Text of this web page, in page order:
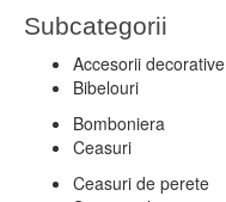
Subcategorii
Accesorii decorative
Bibelouri
Bomboniera
Ceasuri
Ceasuri de perete